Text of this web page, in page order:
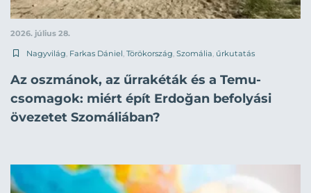
2026. július 28.
Nagyvilág Farkas Dániel Törökország Szomália űrkutatás
Az oszmánok, az űrrakéták és a Temu-
csomagok: miért épít Erdoğan befolyási
övezetet Szomáliában?